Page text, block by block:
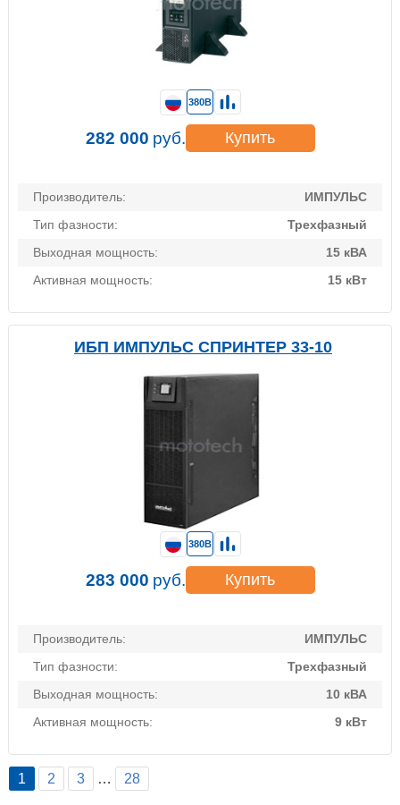
Производитель:
ИМПУЛЬС
Тип фазности:
Трехфазный
Выходная мощность:
15 кВА
Активная мощность:
15 кВт
380В
282 000 руб. Купить
ИБП ИМПУЛЬС СПРИНТЕР 33-10
Производитель:
ИМПУЛЬС
Тип фазности:
Трехфазный
Выходная мощность:
10 кВА
Активная мощность:
9 кВт
380В
283 000 руб. Купить
1 2 3 … 28